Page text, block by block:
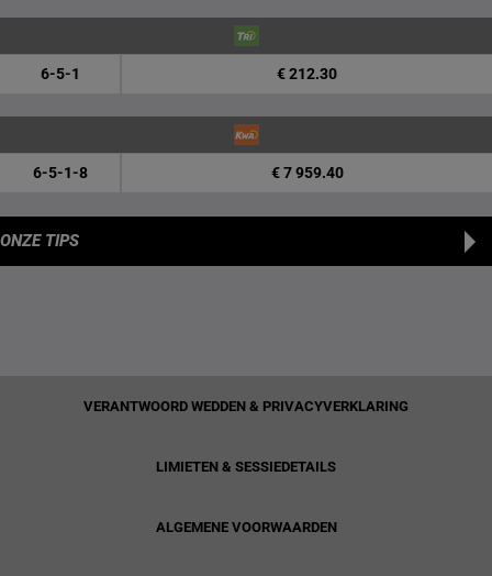
6-5-1 € 212.30
6-5-1-8 € 7 959.40
ONZE TIPS
VERANTWOORD WEDDEN & PRIVACYVERKLARING
LIMIETEN & SESSIEDETAILS
ALGEMENE VOORWAARDEN